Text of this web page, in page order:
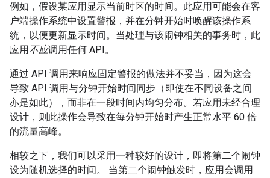
例如，假设某应用显示当前时区的时间。此应用可能会在客
户端操作系统中设置警报，并在分钟开始时唤醒该操作系
统，以便更新显示时间。当处理与该闹钟相关的事务时，此
应用不应调用任何 API。
通过 API 调用来响应固定警报的做法并不妥当，因为这会
导致 API 调用与分钟开始时间同步（即使在不同设备之间
亦是如此），而非在一段时间内均匀分布。若应用未经合理
设计，则此操作会导致在每分钟开始时产生正常水平 60 倍
的流量高峰。
相较之下，我们可以采用一种较好的设计，即将第二个闹钟
设为随机选择的时间。 当第二个闹钟触发时，应用会调用